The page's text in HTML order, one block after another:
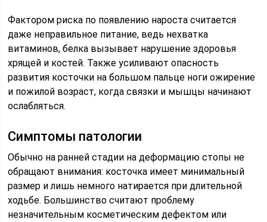
Фактором риска по появлению нароста считается
даже неправильное питание, ведь нехватка
витаминов, белка вызывает нарушение здоровья
хрящей и костей. Также усиливают опасность
развития косточки на большом пальце ноги ожирение
и пожилой возраст, когда связки и мышцы начинают
ослабляться.
Симптомы патологии
Обычно на ранней стадии на деформацию стопы не
обращают внимания: косточка имеет минимальный
размер и лишь немного натирается при длительной
ходьбе. Большинство считают проблему
незначительным косметическим дефектом или